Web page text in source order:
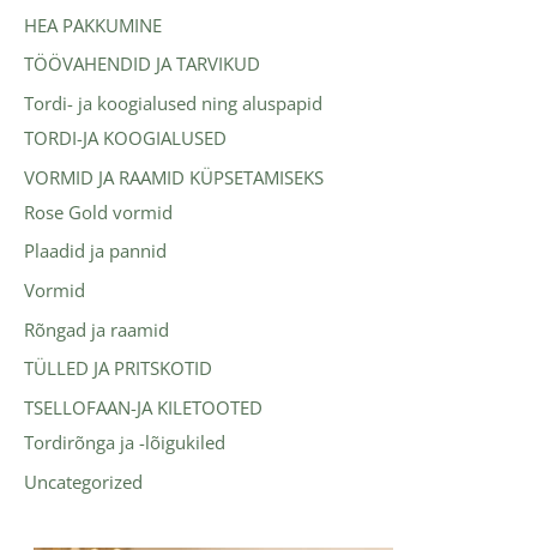
HEA PAKKUMINE
TÖÖVAHENDID JA TARVIKUD
Tordi- ja koogialused ning aluspapid
TORDI-JA KOOGIALUSED
VORMID JA RAAMID KÜPSETAMISEKS
Rose Gold vormid
Plaadid ja pannid
Vormid
Rõngad ja raamid
TÜLLED JA PRITSKOTID
TSELLOFAAN-JA KILETOOTED
Tordirõnga ja -lõigukiled
Uncategorized